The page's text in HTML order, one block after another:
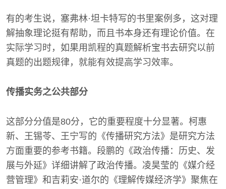
有的考生说，塞弗林·坦卡特写的书里案例多，这对理
解抽象理论挺有帮助，而且书本身还有理论价值。在
实际学习时，如果用凯程的真题解析宝书去研究以前
真题的出题规律，就能有效提高学习效率。
传播实务之公共部分
这部分分值是80分，它的重要程度十分显著。柯惠
新、王锡苓、王宁写的《传播研究方法》是研究方法
方面重要的参考书籍。段鹏的《政治传播：历史、发
展与外延》详细讲解了政治传播。凌昊莹的《媒介经
营管理》和吉莉安·道尔的《理解传媒经济学》聚焦在